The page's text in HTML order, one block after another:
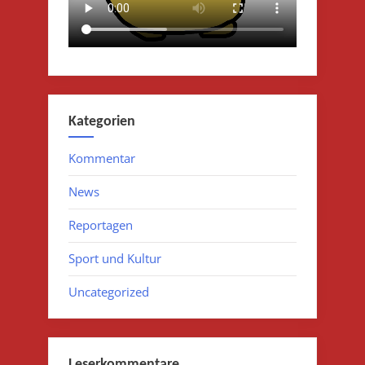
Kategorien
Kommentar
News
Reportagen
Sport und Kultur
Uncategorized